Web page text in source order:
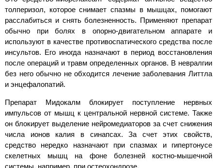
толперизол, которое снимает спазмы в мышцах, помогают
расслабиться и снять болезненность. Применяют препарат
обычно при болях в опорно-двигательном аппарате и
используют в качестве противоспатического средства после
инсультов. Его иногда назначают в период восстановления
после операций и травм определенных органов. В невралгии
без него обычно не обходится лечение заболевания Литтла
и энцефалопатий.
Препарат Мидокалм блокирует поступление нервных
импульсов от мышц к центральной нервной системе. Также
он блокирует выделение нейромедиаторов за счет снижения
числа ионов калия в синапсах. За счет этих свойств,
средство нередко назначают при спазмах и гипертонусе
скелетных мышц на фоне болезней костно-мышечной
системы, например, при остеохондрозе.